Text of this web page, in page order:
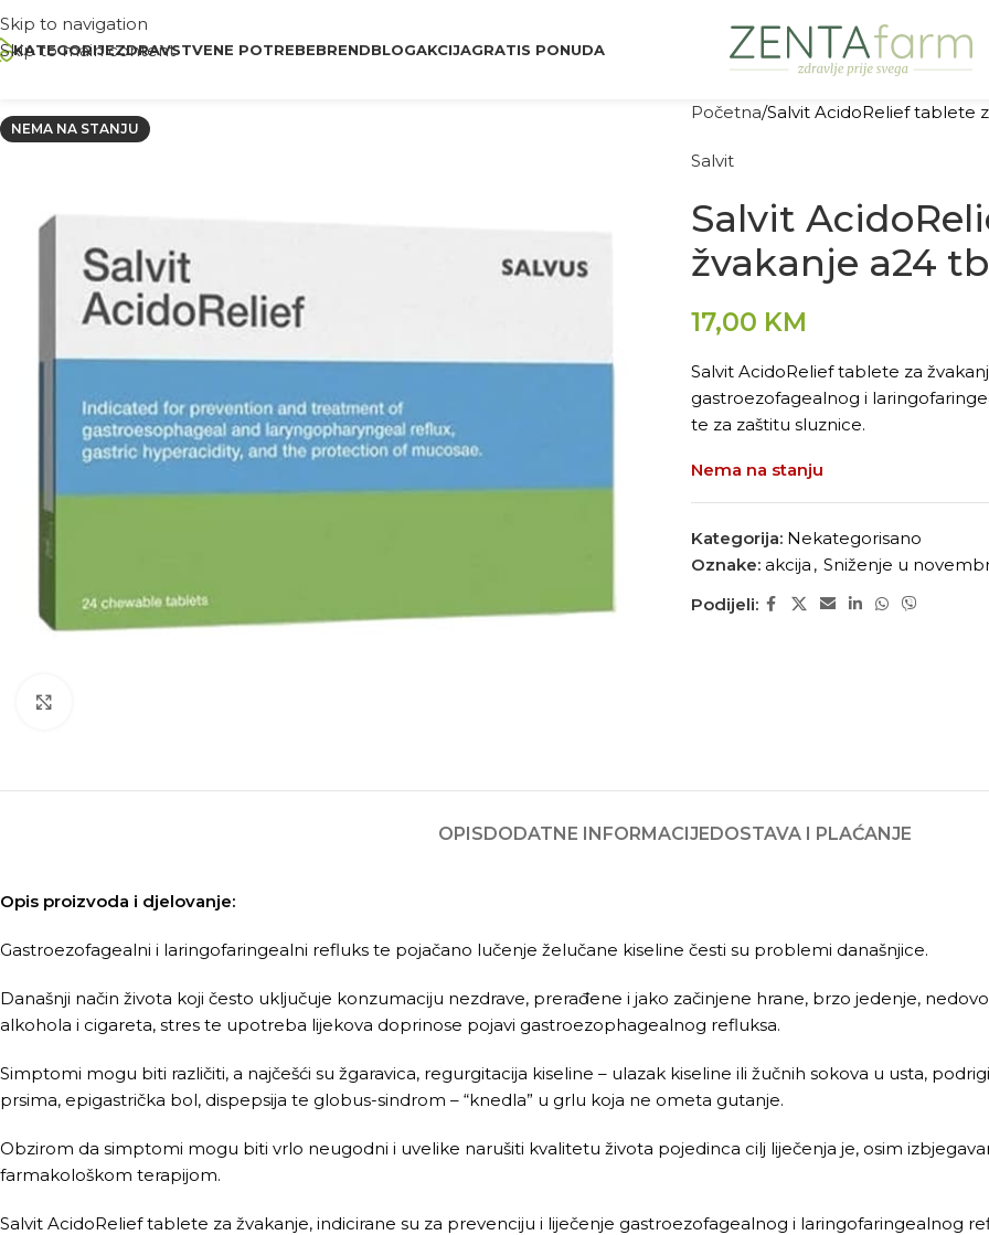
Skip to navigation
Skip to main content
KATEGORIJEZDRAVSTVENE POTREBEBRENDBLOGAKCIJAGRATIS PONUDA
NEMA NA STANJU
Početna Salvit AcidoRelief tablete
Salvit
Salvit
žvakanje a24
17,00 KM
Salvit AcidoRelief tablete za
gastroezofagealnog i
te za zaštitu sluznice.
Nema na stanju
Kategorija: Nekategorisano
Oznake: akcija , Sniženje u
Podijeli:
OPISDODATNE INFORMACIJEDOSTAVA I PLAĆANJE
Opis proizvoda i djelovanje:
Gastroezofagealni i laringofaringealni refluks te pojačano lučenje želučane kiseline česti su problemi današnjice.
Današnji način života koji često uključuje konzumaciju nezdrave, prerađene i jako začinjene hrane, brzo jedenje,
alkohola i cigareta, stres te upotreba lijekova doprinose pojavi gastroezophagealnog refluksa.
Simptomi mogu biti različiti, a najčešći su žgaravica, regurgitacija kiseline – ulazak kiseline ili žučnih sokova u usta,
prsima, epigastrička bol, dispepsija te globus-sindrom – “knedla” u grlu koja ne ometa gutanje.
Obzirom da simptomi mogu biti vrlo neugodni i uvelike narušiti kvalitetu života pojedinca cilj liječenja je, osim
farmakološkom terapijom.
Salvit AcidoRelief tablete za žvakanje, indicirane su za prevenciju i liječenje gastroezofagealnog i laringofaringealnog